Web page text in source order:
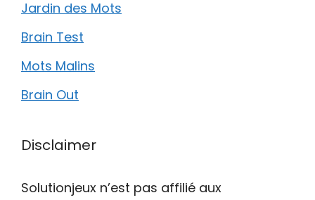
Jardin des Mots
Brain Test
Mots Malins
Brain Out
Disclaimer
Solutionjeux n’est pas affilié aux